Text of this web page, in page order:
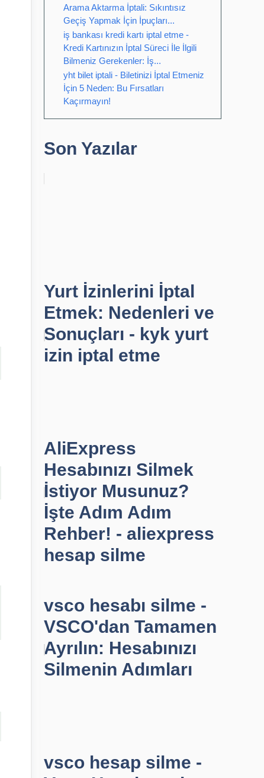
Arama Aktarma İptali: Sıkıntısız
Geçiş Yapmak İçin İpuçları...
iş bankası kredi kartı iptal etme -
Kredi Kartınızın İptal Süreci İle İlgili
Bilmeniz Gerekenler: İş...
yht bilet iptali - Biletinizi İptal Etmeniz
İçin 5 Neden: Bu Fırsatları
Kaçırmayın!
Son Yazılar
Yurt İzinlerini İptal
Etmek: Nedenleri ve
Sonuçları - kyk yurt
izin iptal etme
AliExpress
Hesabınızı Silmek
İstiyor Musunuz?
İşte Adım Adım
Rehber! - aliexpress
hesap silme
vsco hesabı silme -
VSCO'dan Tamamen
Ayrılın: Hesabınızı
Silmenin Adımları
vsco hesap silme -